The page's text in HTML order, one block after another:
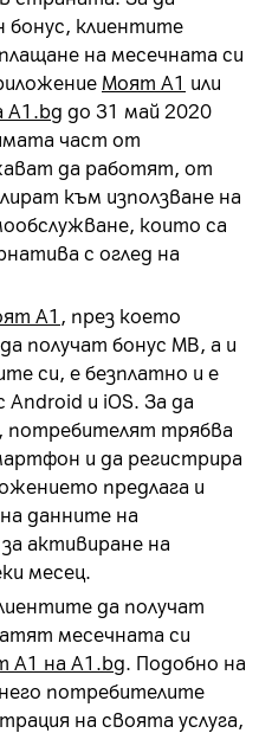
бонус, клиентите
на месечната си
Моят А1 или
А1.bg до 31 май 2020
част от
да работят, от
към използване на
които са
с оглед на
А1 , през което
получат бонус МВ, а и
си, е безплатно и е
и iOS. За да
потребителят трябва
и да регистрира
предлага и
данните на
активиране на
месец.
да получат
месечната си
А1 на А1.bg. Подобно на
потребителите
на своята услуга,